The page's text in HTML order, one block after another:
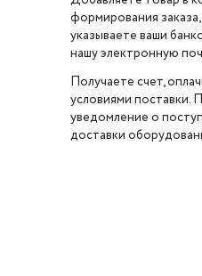
формирования
указываете ваши
нашу электронную
Получаете счет,
условиями поставки.
уведомление о
доставки